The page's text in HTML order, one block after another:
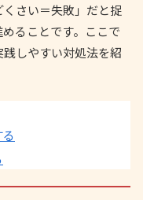
さい＝失敗」だと捉
ることです。ここで
しやすい対処法を紹